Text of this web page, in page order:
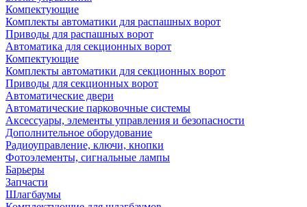
Компектующие
Комплекты автоматики для распашных ворот
Приводы для распашных ворот
Автоматика для секционных ворот
Компектующие
Комплекты автоматики для секционных ворот
Приводы для секционных ворот
Автоматические двери
Автоматические парковочные системы
Аксессуары, элементы управления и безопасности
Дополнительное оборудование
Радиоуправление, ключи, кнопки
Фотоэлементы, сигнальные лампы
Барьеры
Запчасти
Шлагбаумы